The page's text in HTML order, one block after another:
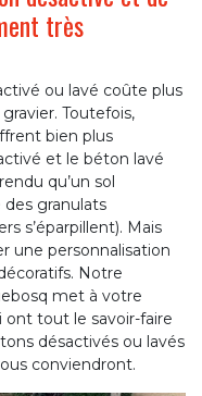
très
ou lavé coûte plus
Toutefois,
bien plus
et le béton lavé
qu’un sol
granulats
s’éparpillent). Mais
une personnalisation
Notre
met à votre
ont tout le savoir-faire
désactivés ou lavés
conviendront.